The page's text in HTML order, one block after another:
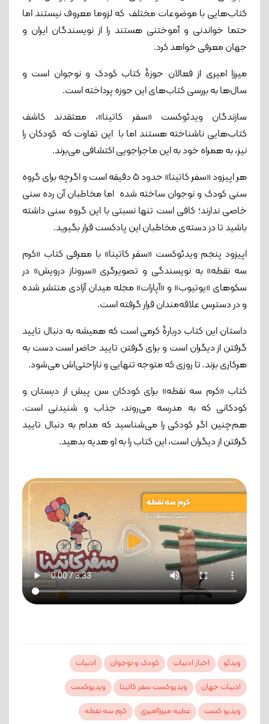
کتاب‌هایی با موضوعات مختلف که لزوما معروف نیستند اما
حتما خواندنی و آموختنی هستند را از نویسندگان ایران و
جهان معرفی خواهد کرد.
میرزا امیری از فعالان حوزۀ کتاب کودک و نوجوان است و
سال‌ها به بررسی کتاب‌های این حوزه پرداخته است.
سازندگان ویدئوکست «سفر کاتینا»، معتقدند کاشف
کتاب‌هایی ناشناخته هستند اما با این تفاوت که کودکان را
نیز، به همراه خود به این ماجراجویی اکتشافی می‌برند.
هر اپیزود «سفر کاتینا» حدود 5 دقیقه است و اگرچه برای گروه
سنی کودک و نوجوان ساخته شده اما مخاطبان آن رده‌ سنی
خاصی ندارند؛ کافی است تنها نسبتی با این گروه سنی داشته
باشید تا در دسته‌‌ی مخاطبان این پادکست قرار بگیرید.
اپیزود پنجم ویدئوکست «سفر کاتینا» با معرفی کتاب «کرم
سه نقطه» به نویسندگی و تصویرگری «سروناز درویش» در
سکوهای «یوتیوب» و «آپارات» مجله میدان آزادی منتشر شده
و در دسترس علاقه‌مندان قرار گرفته است.
داستان این کتاب دربارۀ کرمی است که همیشه به دنبال تایید
گرفتن از دیگران است و برای گرفتن تایید حاضر است دست به
هرکاری بزند. تا روزی که متوجه تنهایی و ناراحتی‌اش می‌شود.
کتاب «کرم سه نقطه» برای کودکان سن پیش از دبستان و
کودکانی که به مدرسه می‌روند، جذاب و شنیدنی است.
هم‌چنین اگر کودکی را می‌شناسید که مدام به دنبال تایید
گرفتن از دیگران است، این کتاب را به او هدیه بدهید.
ویدئو اخبار ادبیات کودک و نوجوان
ادبیات
ادبیات جهان
ویدیوکست سفر کاتینا
ویدیوکست
ویدیو کست
عطیه میرزاامیری
کرم سه نقطه